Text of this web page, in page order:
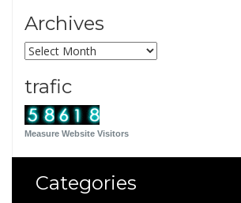
Archives
Archives
trafic
Measure Website Visitors
Categories